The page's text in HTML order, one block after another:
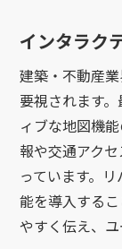
インタラク
建築・不動産
要視されます
ィブな地図機
報や交通アク
っています。
能を導入する
やすく伝え、